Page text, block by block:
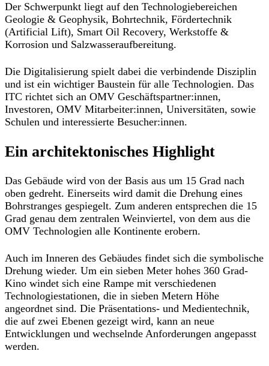
Der Schwerpunkt liegt auf den Technologiebereichen
Geologie & Geophysik, Bohrtechnik, Fördertechnik
(Artificial Lift), Smart Oil Recovery, Werkstoffe &
Korrosion und Salzwasseraufbereitung.
Die Digitalisierung spielt dabei die verbindende Disziplin
und ist ein wichtiger Baustein für alle Technologien. Das
ITC richtet sich an OMV Geschäftspartner:innen,
Investoren, OMV Mitarbeiter:innen, Universitäten, sowie
Schulen und interessierte Besucher:innen.
Ein architektonisches Highlight
Das Gebäude wird von der Basis aus um 15 Grad nach
oben gedreht. Einerseits wird damit die Drehung eines
Bohrstranges gespiegelt. Zum anderen entsprechen die 15
Grad genau dem zentralen Weinviertel, von dem aus die
OMV Technologien alle Kontinente erobern.
Auch im Inneren des Gebäudes findet sich die symbolische
Drehung wieder. Um ein sieben Meter hohes 360 Grad-
Kino windet sich eine Rampe mit verschiedenen
Technologiestationen, die in sieben Metern Höhe
angeordnet sind. Die Präsentations- und Medientechnik,
die auf zwei Ebenen gezeigt wird, kann an neue
Entwicklungen und wechselnde Anforderungen angepasst
werden.